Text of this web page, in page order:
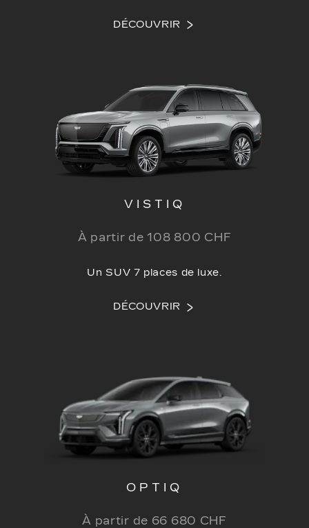
DÉCOUVRIR
VISTIQ
À partir de 108 800 CHF
Un SUV 7 places de luxe.
DÉCOUVRIR
OPTIQ
À partir de 66 680 CHF